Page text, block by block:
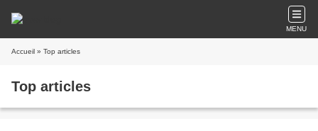
MENU
Accueil » Top articles
Top articles